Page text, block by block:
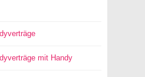
mit Handy